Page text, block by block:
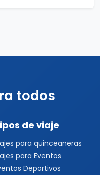
todos
de viaje
para quinceaneras
para Eventos
Deportivos